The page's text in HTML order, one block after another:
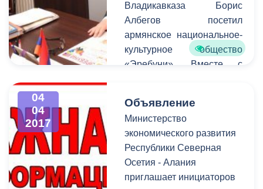
подразделений
администрации.
Владикавказа Борис
Албегов посетил
армянское национальное-
культурное общество
«Эребуни». Вместе с
планы развития
организации и ее важную
роль в жизни города.
04
04
2017
Объявление
Министерство
экономического развития
Республики Северная
Осетия - Алания
приглашает инициаторов